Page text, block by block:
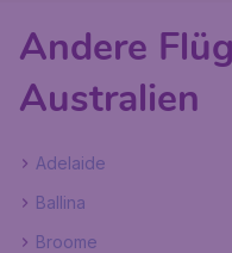
Andere
Australien
Adelaide
Ballina
Broome